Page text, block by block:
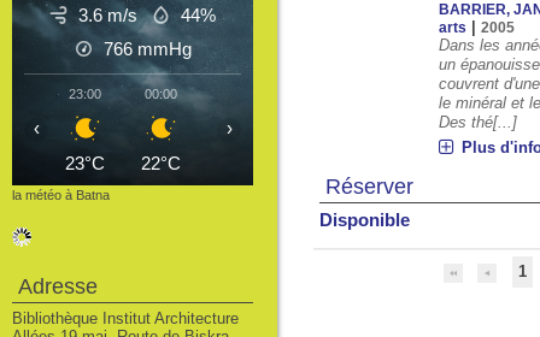
BARRIER,
arts
|2005
Dans les
un
couvrent
le minéral et
Des thé[...]
Plus
Réserver
Disponible
1
3.6 m/s
44%
766 mmHg
23:00
23°C
00:00
22°C
01:00 04:00
‹ ›
la météo à Batna
Adresse
Bibliothèque Institut Architecture